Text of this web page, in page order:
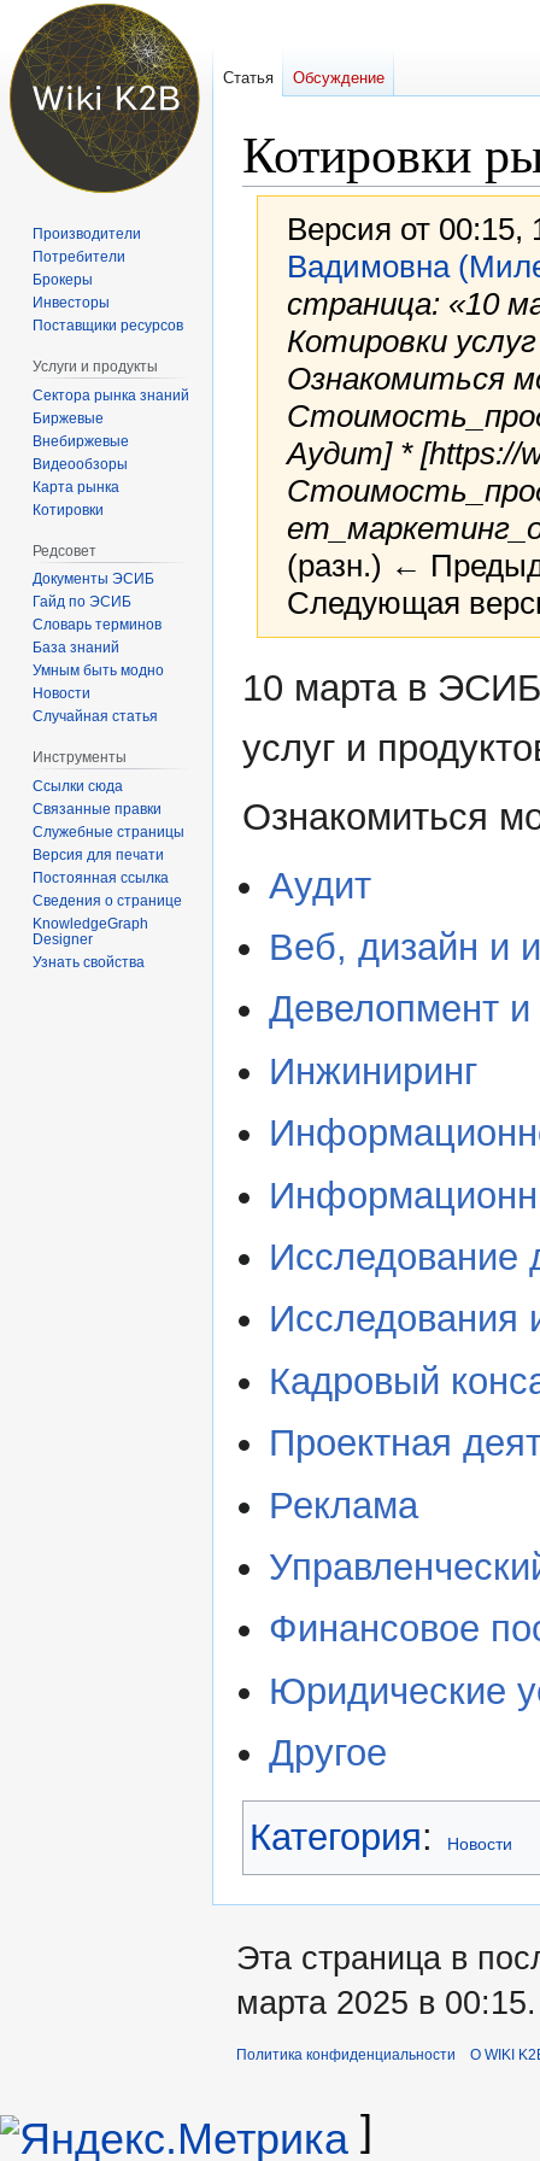
Котировки
Версия от 00:15,
Вадимовна
страница: «10
Котировки
Ознакомиться
Аудит] * [https://
(разн.) ←
Следующая
кк10 марта в
услуг и
Ознакомиться
Аудит
Веб, дизайн и
Девелопмент и
Инжиниринг
Исследования
Кадровый
Проектная
Реклама
Финансовое
Юридические
Другое
Категория: Новости
Статья Обсуждение
Производители
Потребители
Брокеры
Инвесторы
Поставщики ресурсов
Услуги и продукты
Сектора рынка знаний
Биржевые
Внебиржевые
Видеообзоры
Карта рынка
Котировки
Редсовет
Документы ЭСИБ
Гайд по ЭСИБ
Словарь терминов
База знаний
Умным быть модно
Новости
Случайная статья
Инструменты
Ссылки сюда
Связанные правки
Служебные страницы
Версия для печати
Постоянная ссылка
Сведения о странице
KnowledgeGraph
Designer
Узнать свойства
Эта страница в
марта 2025 в 00:15.
Политика конфиденциальности О WIKI
]